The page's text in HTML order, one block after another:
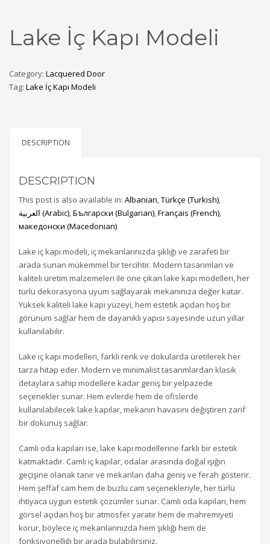
Lake İç Kapı Modeli
Category: Lacquered Door
Tag: Lake İç Kapı Modeli
DESCRIPTION
DESCRIPTION
This post is also available in: Albanian Türkçe (Turkish)
العربية (Arabic) Български (Bulgarian) Français (French)
македонски (Macedonian)
Lake iç kapı modeli, iç mekanlarınızda şıklığı ve zarafeti bir
arada sunan mükemmel bir tercihtir. Modern tasarımları ve
kaliteli üretim malzemeleri ile öne çıkan lake kapı modelleri, her
türlü dekorasyona uyum sağlayarak mekanınıza değer katar.
Yüksek kaliteli lake kapı yüzeyi, hem estetik açıdan hoş bir
görünüm sağlar hem de dayanıklı yapısı sayesinde uzun yıllar
kullanılabilir.
Lake iç kapı modelleri, farklı renk ve dokularda üretilerek her
tarza hitap eder. Modern ve minimalist tasarımlardan klasik
detaylara sahip modellere kadar geniş bir yelpazede
seçenekler sunar. Hem evlerde hem de ofislerde
kullanılabilecek lake kapılar, mekanın havasını değiştiren zarif
bir dokunuş sağlar.
Camlı oda kapıları ise, lake kapı modellerine farklı bir estetik
katmaktadır. Camlı iç kapılar, odalar arasında doğal ışığın
geçişine olanak tanır ve mekanları daha geniş ve ferah gösterir.
Hem şeffaf cam hem de buzlu cam seçenekleriyle, her türlü
ihtiyaca uygun estetik çözümler sunar. Camlı oda kapıları, hem
görsel açıdan hoş bir atmosfer yaratır hem de mahremiyeti
korur, böylece iç mekanlarınızda hem şıklığı hem de
fonksiyonelliği bir arada bulabilirsiniz.